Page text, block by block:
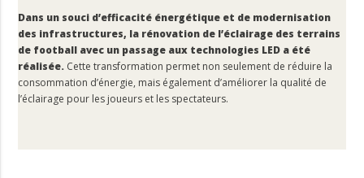
Dans un souci d’efficacité énergétique et de modernisation
des infrastructures, la rénovation de l’éclairage des terrains
de football avec un passage aux technologies LED a été
réalisée. Cette transformation permet non seulement de réduire la
consommation d’énergie, mais également d’améliorer la qualité de
l’éclairage pour les joueurs et les spectateurs.